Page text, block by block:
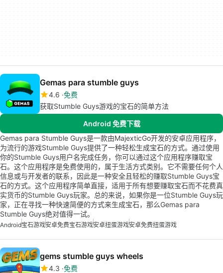
Gemas para stumble guys
4.6 免费
获取Stumble Guys游戏的宝石的简单方法
Android 免费下载
Gemas para Stumble Guys是一款由MajexticGo开发的安卓应用程序，
为流行的游戏Stumble Guys提供了一种轻松生成宝石的方式。通过使用
你的Stumble Guys用户名完成任务，你可以通过这个应用程序赚取宝
石。这个应用程序是免费使用的，属于生活方式类别。它不需要任何个人
信息或与开发者的联系，因此是一种安全且轻松的赚取Stumble Guys宝
石的方式。这个应用程序简单直接，适用于所有想要赚取宝石而不花费真
实货币的Stumble Guys玩家。总的来说，如果你是一位Stumble Guys玩
家，正在寻找一种快速简便的方式来生成宝石，那么Gemas para
Stumble Guys绝对值得一试。
Android宝石游戏安卓免费宝石游戏安卓扭蛋游戏安卓免费扭蛋游戏
gems stumble guys wheels
4.3 免费